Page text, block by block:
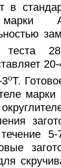
в
теста
3oТ.